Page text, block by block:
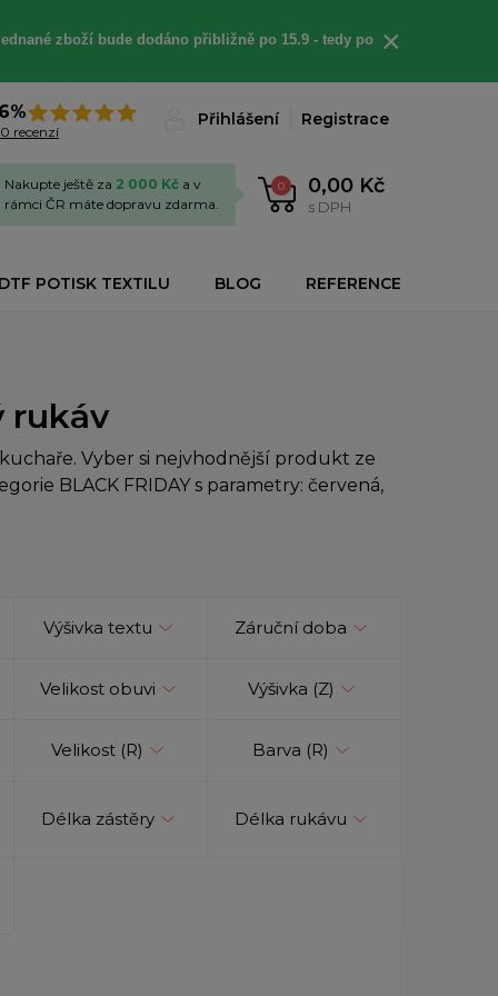
zboží bude dodáno přibližně po 15.9 - tedy po ×
recenzí
Přihlášení Registrace
0 0,00 Kč
s DPH
Nakupte ještě za 2 000 Kč a v
rámci ČR máte dopravu zdarma.
POTISK TEXTILU BLOG REFERENCE
rukáv
Vyber si nejvhodnější produkt ze
BLACK FRIDAY s parametry: červená,
Výšivka textu Záruční doba
Velikost obuvi Výšivka (Z)
Velikost (R) Barva (R)
Délka zástěry Délka rukávu